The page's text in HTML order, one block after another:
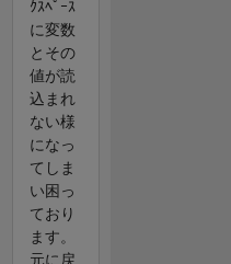
ｸｽﾍﾟｰｽ
に変数
とその
値が読
込まれ
ない様
になっ
てしま
い困っ
ており
ます。
元に戻